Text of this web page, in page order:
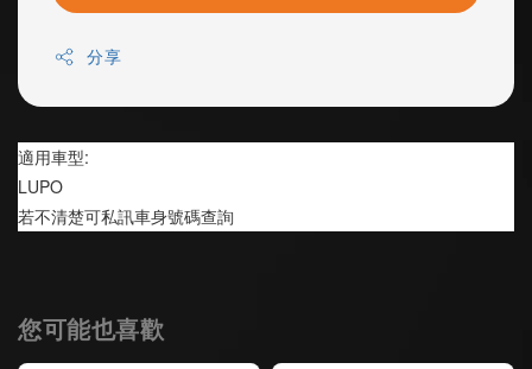
分享
適用車型:
LUPO
若不清楚可私訊車身號碼查詢
您可能也喜歡